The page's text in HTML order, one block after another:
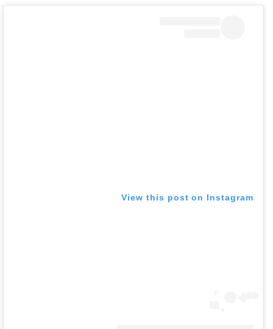
View this post on Instagram